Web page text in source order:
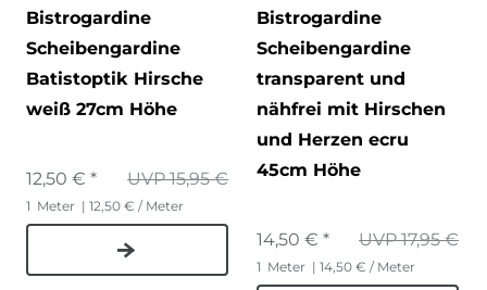
Bistrogardine
Scheibengardine
Batistoptik Hirsche
weiß 27cm Höhe
UVP 15,95 €
12,50 € *
1 Meter | 12,50 € / Meter
Bistrogardine
Scheibengardine
transparent und
nähfrei mit Hirschen
und Herzen ecru
45cm Höhe
UVP 17,95 €
14,50 € *
1 Meter | 14,50 € / Meter